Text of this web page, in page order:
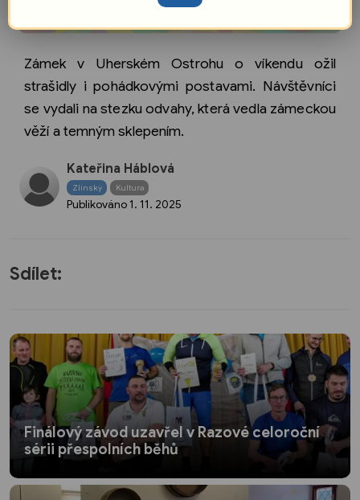
Zámek v Uherském Ostrohu o víkendu ožil
strašidly i pohádkovými postavami. Návštěvníci
se vydali na stezku odvahy, která vedla zámeckou
věží a temným sklepením.
Kateřina Háblová
Zlínský Kultura
Publikováno 1. 11. 2025
Sdílet:
Finálový závod uzavřel v Razové celoroční
sérii přespolních běhů